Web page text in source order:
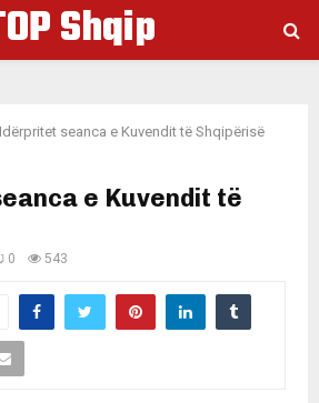
Shqip
seanca e Kuvendit të Shqipërisë
e Kuvendit të
0 543